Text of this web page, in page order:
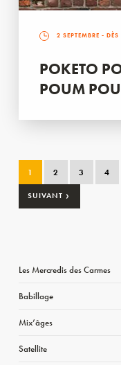
2 SEPTEMBRE -
POKETO
POUM
1 2 3 4
SUIVANT ›
Les Mercredis des Carmes
Babillage
Mix’âges
Satellite